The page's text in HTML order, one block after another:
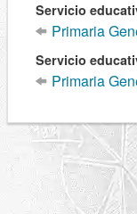
Servicio
Primaria
Servicio
Primaria